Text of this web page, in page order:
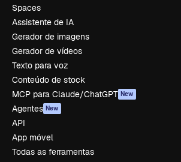
Spaces
Assistente de IA
Gerador de imagens
Gerador de vídeos
Texto para voz
Conteúdo de stock
MCP para Claude/ChatGPT New
Agentes New
API
App móvel
Todas as ferramentas